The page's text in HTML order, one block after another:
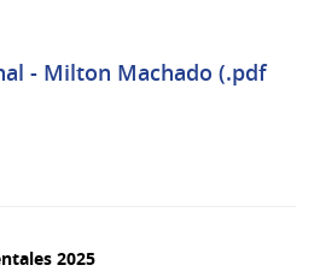
- Milton Machado (.pdf
2025